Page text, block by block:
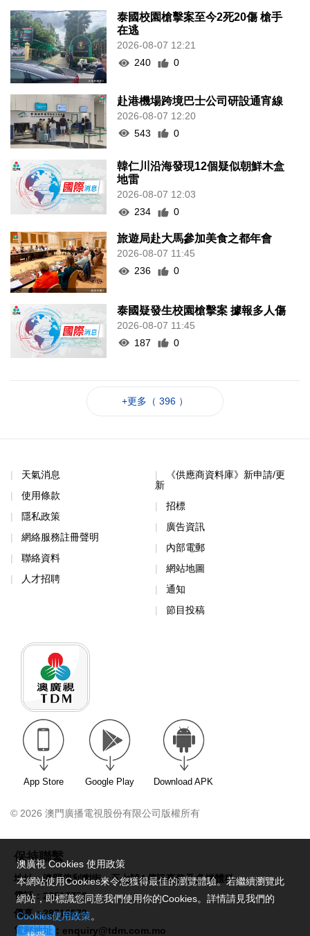
泰國校園槍擊案至今2死20傷 槍手
在逃
2026-08-07 12:21
240
0
赴港機場跨境巴士公司研設通宵線
2026-08-07 12:20
543
0
韓仁川沿海發現12個疑似朝鮮木盒
地雷
2026-08-07 12:03
234
0
旅遊局赴大馬參加美食之都年會
2026-08-07 11:45
236
0
泰國疑發生校園槍擊案 據報多人傷
2026-08-07 11:45
187
0
+更多（ 396 ）
天氣消息
使用條款
隱私政策
網絡服務註冊聲明
聯絡資料
人才招聘
《供應商資料庫》新申請/更
新
招標
廣告資訊
內部電郵
網站地圖
通知
節目投稿
App Store Google Play Download APK
© 2026 澳門廣播電視股份有限公司版權所有
保持聯繫
地址：澳門俾利喇街一五七號A傳訊事務及多媒體科
電話：28517758
傳真：28716579
電郵地址： enquiry@tdm.com.mo
澳廣視 Cookies 使用政策
本網站使用Cookies來令您獲得最佳的瀏覽體驗。若繼續瀏覽此
網站，即標識您同意我們使用你的Cookies。詳情請見我們的
Cookies使用政策。